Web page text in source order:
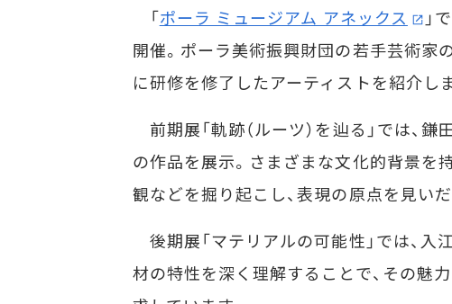
「ポーラ ミュージアム アネックス
」
開催。ポーラ美術振興財団の若手芸術家
に研修を修了したアーティストを紹介し
前期展「軌跡（ルーツ）を辿る」では、
の作品を展示。さまざまな文化的背景を
観などを掘り起こし、表現の原点を見いだ
後期展「マテリアルの可能性」では、入
材の特性を深く理解することで、その魅